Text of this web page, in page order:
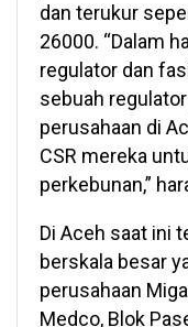
dan terukur
26000. “Dalam
regulator dan
sebuah
perusahaan di
CSR mereka
perkebunan,”
Di Aceh saat ini
berskala besar
perusahaan
Medco, Blok